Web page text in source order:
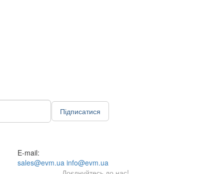
Підписатися
E-mail:
sales@evm.ua info@evm.ua